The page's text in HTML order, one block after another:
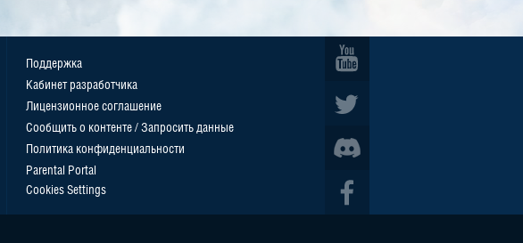
Поддержка
Кабинет разработчика
Лицензионное соглашение
Сообщить о контенте / Запросить данные
Политика конфиденциальности
Parental Portal
Cookies Settings